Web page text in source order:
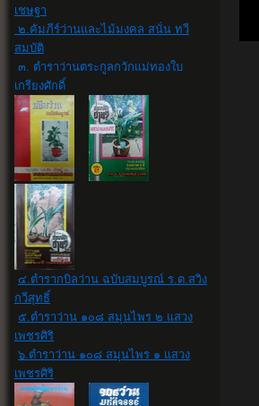
เชษฐา
๒.คัมภีร์ว่านและไม้มงคล สนั่น ทวี
สมบัติ
๓. ตำราว่านตระกูลกวักแม่ทองใบ
เกรียงศักดิ์
๔.ตำรากบิลว่าน ฉบับสมบูรณ์ ร.ต.สวิง
กวีสุทธิ์
๕.ตำราว่าน ๑๐๘ สมุนไพร ๒ แสวง
เพชรศิริ
๖.ตำราว่าน ๑๐๘ สมุนไพร ๑ แสวง
เพชรศิริ